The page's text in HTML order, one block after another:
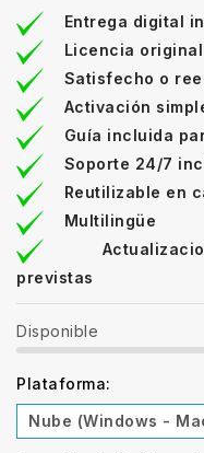
Entrega digital
Licencia original
Satisfecho o
Activación
Guía incluida
Soporte 24/7
Reutilizable en
Multilingüe
previstas
Disponible
Plataforma:
Nube (Windows -